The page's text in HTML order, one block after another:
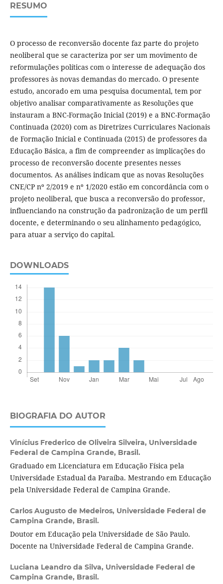
RESUMO
O processo de reconversão docente faz parte do projeto
neoliberal que se caracteriza por ser um movimento de
reformulações políticas com o interesse de adequação dos
professores às novas demandas do mercado. O presente
estudo, ancorado em uma pesquisa documental, tem por
objetivo analisar comparativamente as Resoluções que
instauram a BNC-Formação Inicial (2019) e a BNC-Formação
Continuada (2020) com as Diretrizes Curriculares Nacionais
de Formação Inicial e Continuada (2015) de professores da
Educação Básica, a fim de compreender as implicações do
processo de reconversão docente presentes nesses
documentos. As análises indicam que as novas Resoluções
CNE/CP nº 2/2019 e nº 1/2020 estão em concordância com o
projeto neoliberal, que busca a reconversão do professor,
influenciando na construção da padronização de um perfil
docente, e determinando o seu alinhamento pedagógico,
para atuar a serviço do capital.
DOWNLOADS
BIOGRAFIA DO AUTOR
Vinícius Frederico de Oliveira Silveira, Universidade
Federal de Campina Grande, Brasil.
Graduado em Licenciatura em Educação Física pela
Universidade Estadual da Paraíba. Mestrando em Educação
pela Universidade Federal de Campina Grande.
Carlos Augusto de Medeiros, Universidade Federal de
Campina Grande, Brasil.
Doutor em Educação pela Universidade de São Paulo.
Docente na Universidade Federal de Campina Grande.
Luciana Leandro da Silva, Universidade Federal de
Campina Grande, Brasil.